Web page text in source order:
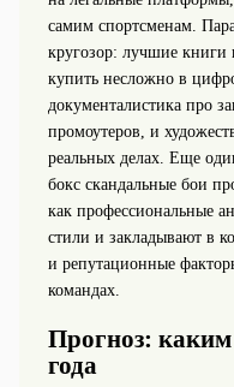
самим спортсменам.
кругозор: лучшие
купить несложно в
документалистика про
промоутеров, и
реальных делах. Еще
бокс скандальные бои
как профессиональные
стили и закладывают в
и репутационные
командах.
Прогноз: каким
года